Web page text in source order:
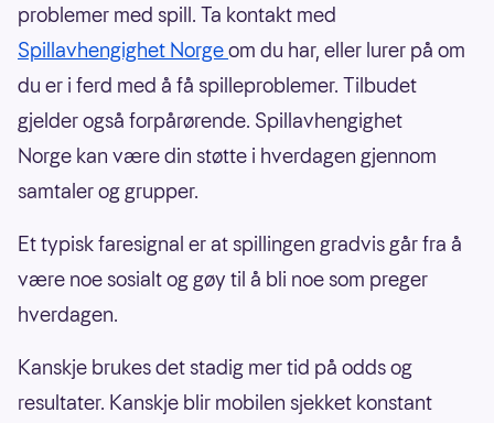
problemer med spill. Ta kontakt med
Spillavhengighet Norgeom du har, eller lurer på om
du er i ferd med å få spilleproblemer. Tilbudet
gjelder også forpårørende. Spillavhengighet
Norge kan være din støtte i hverdagen gjennom
samtaler og grupper.
Et typisk faresignal er at spillingen gradvis går fra å
være noe sosialt og gøy til å bli noe som preger
hverdagen.
Kanskje brukes det stadig mer tid på odds og
resultater. Kanskje blir mobilen sjekket konstant